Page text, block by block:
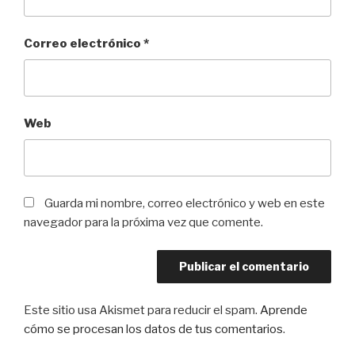
Correo electrónico *
Web
Guarda mi nombre, correo electrónico y web en este
navegador para la próxima vez que comente.
Este sitio usa Akismet para reducir el spam. Aprende
cómo se procesan los datos de tus comentarios.